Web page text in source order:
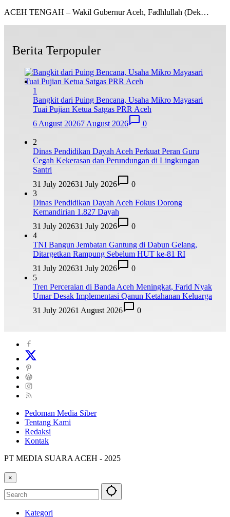
ACEH TENGAH – Wakil Gubernur Aceh, Fadhlullah (Dek…
Berita Terpopuler
1
Bangkit dari Puing Bencana, Usaha Mikro Mayasari
Tuai Pujian Ketua Satgas PRR Aceh
6 August 20267 August 2026 0
2
Dinas Pendidikan Dayah Aceh Perkuat Peran Guru
Cegah Kekerasan dan Perundungan di Lingkungan
Santri
31 July 202631 July 2026
0
3
Dinas Pendidikan Dayah Aceh Fokus Dorong
Kemandirian 1.827 Dayah
31 July 202631 July 2026
0
4
TNI Bangun Jembatan Gantung di Dabun Gelang,
Ditargetkan Rampung Sebelum HUT ke-81 RI
31 July 202631 July 2026
0
5
Tren Perceraian di Banda Aceh Meningkat, Farid Nyak
Umar Desak Implementasi Qanun Ketahanan Keluarga
31 July 20261 August 2026 0
Pedoman Media Siber
Tentang Kami
Redaksi
Kontak
PT MEDIA SUARA ACEH - 2025
×
Kategori